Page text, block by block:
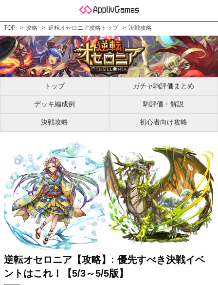
TOP 攻略 逆転オセロニア攻略トップ 決戦攻略
トップ ガチャ駒評価まとめ
デッキ編成例 駒評価・解説
決戦攻略 初心者向け攻略
逆転オセロニア【攻略】: 優先すべき決戦イベ
ントはこれ！【5/3～5/5版】